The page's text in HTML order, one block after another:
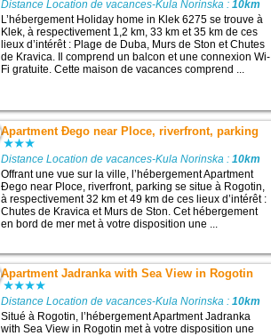
Distance Location de vacances-Kula Norinska :10km
L’hébergement Holiday home in Klek 6275 se trouve à
Klek, à respectivement 1,2 km, 33 km et 35 km de ces
lieux d’intérêt : Plage de Duba, Murs de Ston et Chutes
de Kravica. Il comprend un balcon et une connexion Wi-
Fi gratuite. Cette maison de vacances comprend ...
Apartment Đego near Ploce, riverfront, parking
Distance Location de vacances-Kula Norinska :10km
Offrant une vue sur la ville, l’hébergement Apartment
Đego near Ploce, riverfront, parking se situe à Rogotin,
à respectivement 32 km et 49 km de ces lieux d’intérêt :
Chutes de Kravica et Murs de Ston. Cet hébergement
en bord de mer met à votre disposition une ...
Apartment Jadranka with Sea View in Rogotin
Distance Location de vacances-Kula Norinska :10km
Situé à Rogotin, l’hébergement Apartment Jadranka
with Sea View in Rogotin met à votre disposition une